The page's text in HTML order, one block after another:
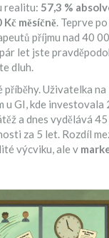
realitu: 57,3 %
měsíčně. Teprve
příjmu nad 40
let jste
dluh.
příběhy. Uživatelka
u GI, kde
a dnes vydělává 45
za 5 let. Rozdíl
výcviku, ale v